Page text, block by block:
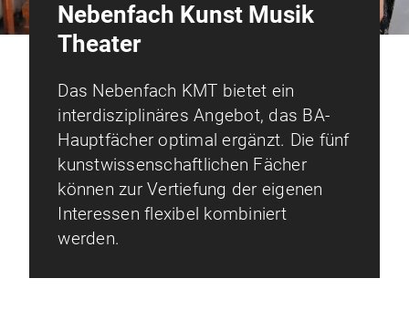
Nebenfach Kunst Musik
Theater
Das Nebenfach KMT bietet ein
interdisziplinäres Angebot, das BA-
Hauptfächer optimal ergänzt. Die fünf
kunstwissenschaftlichen Fächer
können zur Vertiefung der eigenen
Interessen flexibel kombiniert
werden.